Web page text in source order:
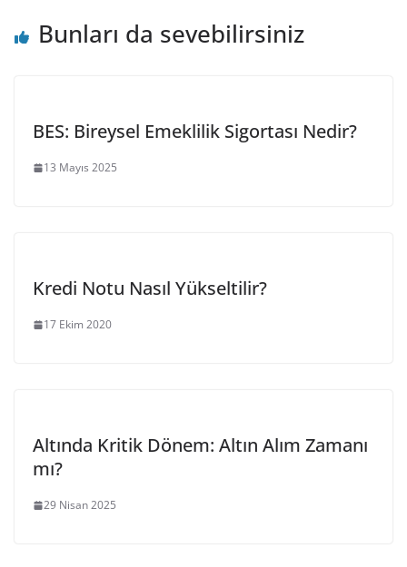
Bunları da sevebilirsiniz
BES: Bireysel Emeklilik Sigortası Nedir?
13 Mayıs 2025
Kredi Notu Nasıl Yükseltilir?
17 Ekim 2020
Altında Kritik Dönem: Altın Alım Zamanı
mı?
29 Nisan 2025